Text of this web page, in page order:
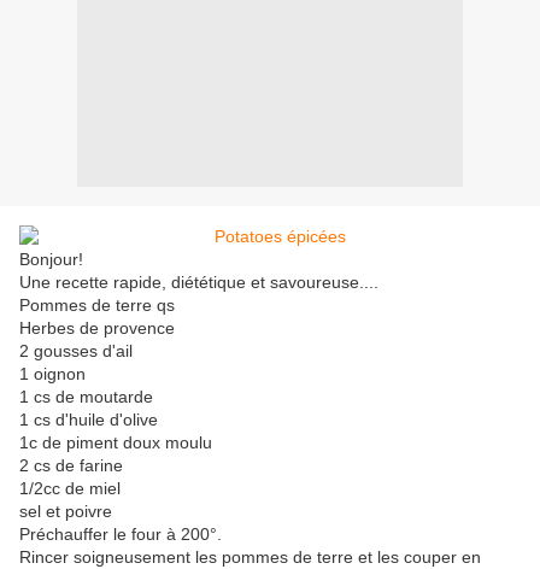
Bonjour!
Une recette rapide, diététique et savoureuse....
Pommes de terre qs
Herbes de provence
2 gousses d'ail
1 oignon
1 cs de moutarde
1 cs d'huile d'olive
1c de piment doux moulu
2 cs de farine
1/2cc de miel
sel et poivre
Préchauffer le four à 200°.
Rincer soigneusement les pommes de terre et les couper en